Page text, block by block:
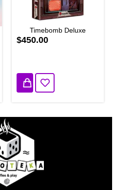
Timebomb Deluxe
$450.00